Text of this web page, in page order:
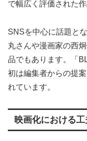
で幅広く評価された
SNSを中心に話題と
丸さんや漫画家の西
品でもあります。「
初は編集者からの提
れています。
映画化における